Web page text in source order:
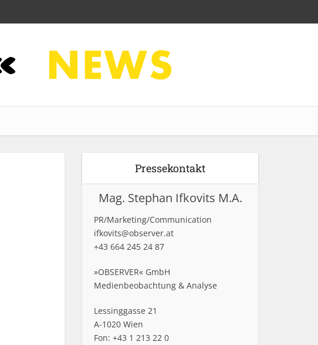
Pressekontakt
Mag. Stephan Ifkovits M.A.
PR/Marketing/Communication
ifkovits@observer.at
+43 664 245 24 87
»OBSERVER« GmbH
Medienbeobachtung & Analyse
Lessinggasse 21
A-1020 Wien
Fon: +43 1 213 22 0